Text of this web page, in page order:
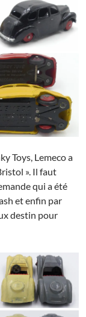
Toys, Lemeco a
». Il faut
qui a été
et enfin par
destin pour